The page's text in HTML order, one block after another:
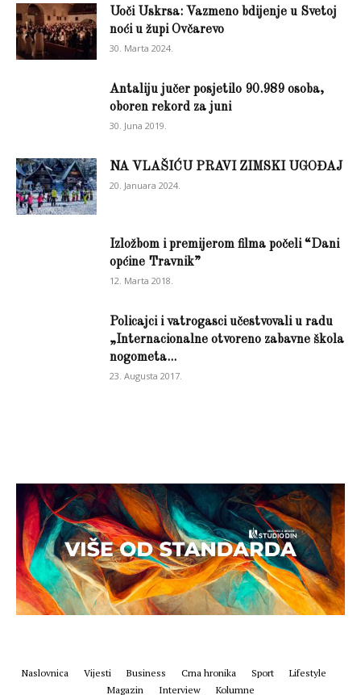
Uoči Uskrsa: Vazmeno bdijenje u Svetoj
noći u župi Ovčarevo
30. Marta 2024.
Antaliju jučer posjetilo 90.989 osoba,
oboren rekord za juni
30. Juna 2019.
NA VLAŠIĆU PRAVI ZIMSKI UGOĐAJ
20. Januara 2024.
Izložbom i premijerom filma počeli “Dani
općine Travnik”
12. Marta 2018.
Policajci i vatrogasci učestvovali u radu
„Internacionalne otvoreno zabavne škola
nogometa...
23. Augusta 2017.
Naslovnica Vijesti Business Crna hronika Sport
Lifestyle
Magazin
Interview Kolumne